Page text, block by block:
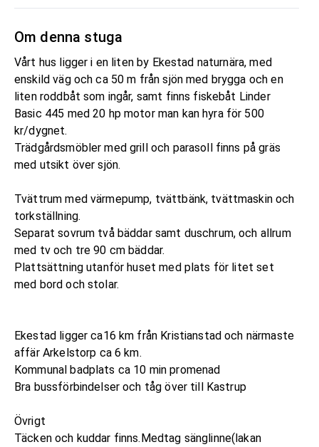
Om denna stuga
Vårt hus ligger i en liten by Ekestad naturnära, med
enskild väg och ca 50 m från sjön med brygga och en
liten roddbåt som ingår, samt finns fiskebåt Linder
Basic 445 med 20 hp motor man kan hyra för 500
kr/dygnet.
Trädgårdsmöbler med grill och parasoll finns på gräs
med utsikt över sjön.
Tvättrum med värmepump, tvättbänk, tvättmaskin och
torkställning.
Separat sovrum två bäddar samt duschrum, och allrum
med tv och tre 90 cm bäddar.
Plattsättning utanför huset med plats för litet set
med bord och stolar.
Ekestad ligger ca16 km från Kristianstad och närmaste
affär Arkelstorp ca 6 km.
Kommunal badplats ca 10 min promenad
Bra bussförbindelser och tåg över till Kastrup
Övrigt
Täcken och kuddar finns.Medtag sänglinne(lakan